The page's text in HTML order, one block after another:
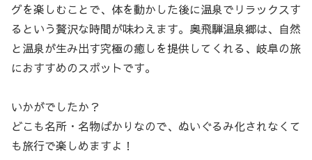
グを楽しむことで、体を動かした後に温泉でリラックスす
るという贅沢な時間が味わえます。奥飛騨温泉郷は、自然
と温泉が生み出す究極の癒しを提供してくれる、岐阜の旅
におすすめのスポットです。
いかがでしたか？
どこも名所・名物ばかりなので、ぬいぐるみ化されなくて
も旅行で楽しめますよ！